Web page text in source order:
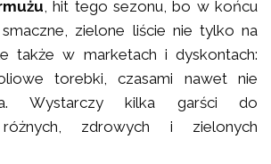
, hit tego sezonu, bo w końcu
zielone liście nie tylko na
także w marketach i dyskontach:
torebki, czasami nawet nie
Wystarczy kilka garści do
różnych, zdrowych i zielonych